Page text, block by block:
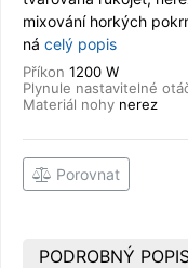
mixování horkých
ná celý popis
Příkon 1200 W
Plynule nastavitelné
Materiál nohy nerez
Porovnat
PODROBNÝ